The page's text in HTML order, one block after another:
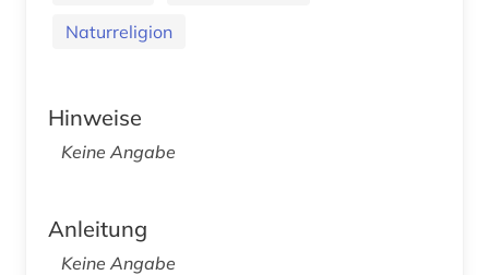
Naturreligion
Hinweise
Keine Angabe
Anleitung
Keine Angabe